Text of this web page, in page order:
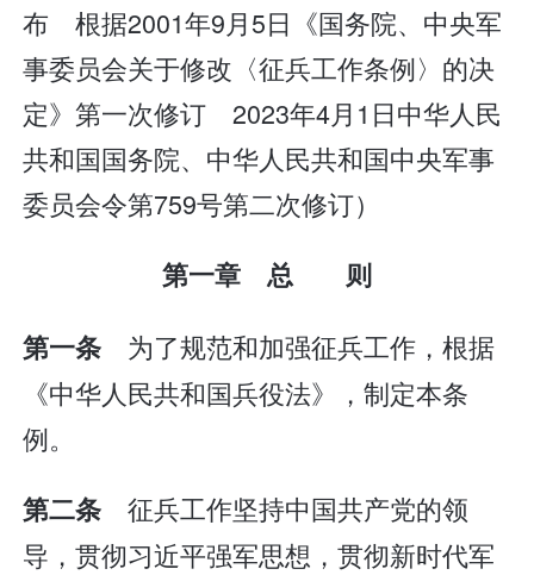
布 根据2001年9月5日《国务院、中央军
事委员会关于修改〈征兵工作条例〉的决
定》第一次修订 2023年4月1日中华人民
共和国国务院、中华人民共和国中央军事
委员会令第759号第二次修订）
第一章 总 则
第一条 为了规范和加强征兵工作，根据
《中华人民共和国兵役法》，制定本条
例。
第二条 征兵工作坚持中国共产党的领
导，贯彻习近平强军思想，贯彻新时代军